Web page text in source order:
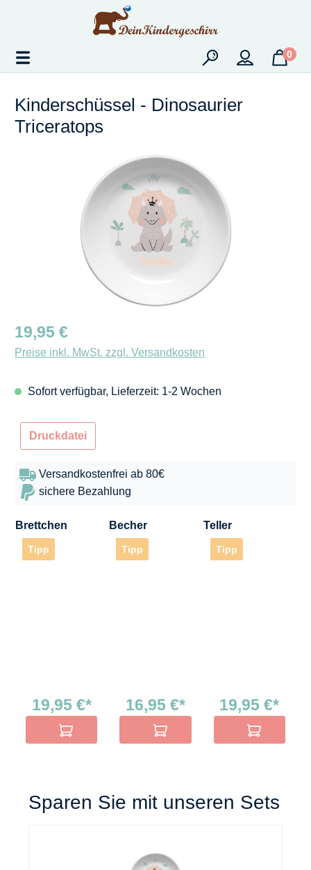
Zum Hauptinhalt springen
0
Kinderschüssel - Dinosaurier
Triceratops
Tipp
Brettchen
19,95 €*
In den Warenkorb
Tipp
Becher
16,95 €*
In den Warenkorb
Tipp
Teller
19,95 €*
In den
Bildergalerie überspringen
Regulärer Preis:
19,95 €
Preise inkl. MwSt. zzgl. Versandkosten
Sofort verfügbar, Lieferzeit: 1-2 Wochen
Druckdatei
Versandkostenfrei ab 80€
sichere Bezahlung
Sparen Sie mit unseren Sets